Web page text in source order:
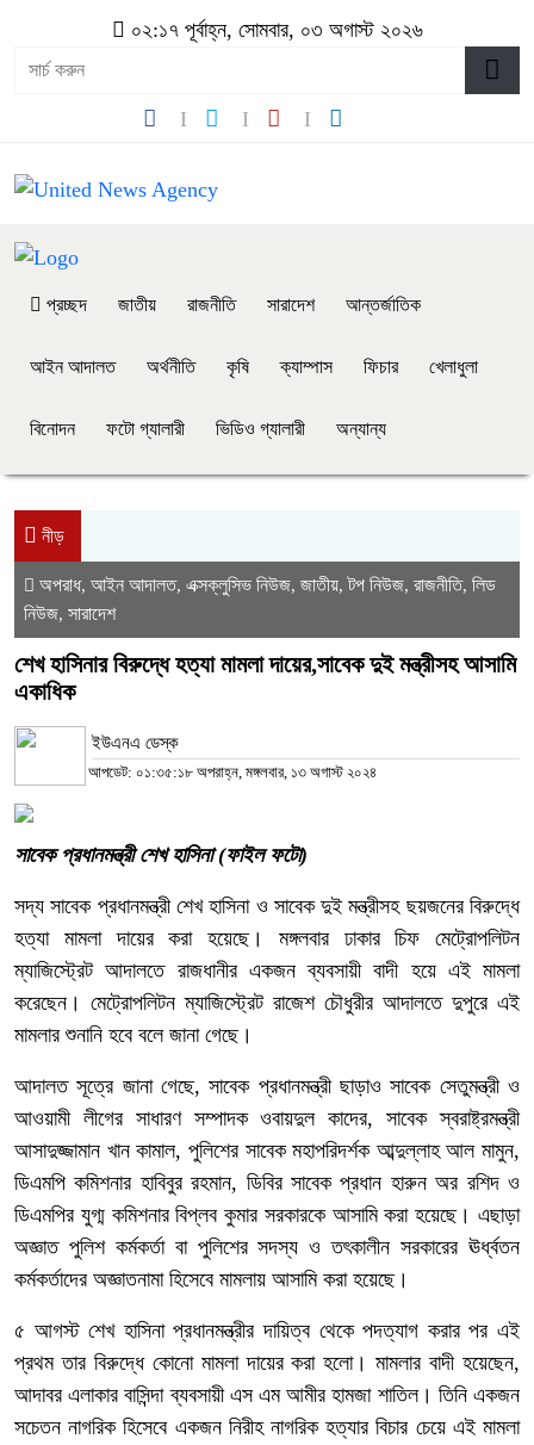
০২:১৭ পূর্বাহ্ন, সোমবার, ০৩ অগাস্ট ২০২৬
প্রচ্ছদ জাতীয় রাজনীতি সারাদেশ আন্তর্জাতিক
আইন আদালত অর্থনীতি কৃষি ক্যাম্পাস ফিচার খেলাধুলা
বিনোদন ফটো গ্যালারী ভিডিও গ্যালারী অন্যান্য
নীড়
অপরাধ, আইন আদালত, এক্সক্লুসিভ নিউজ, জাতীয়,টপ নিউজ, রাজনীতি, লিড
নিউজ, সারাদেশ
শেখ হাসিনার বিরুদ্ধে হত্যা মামলা দায়ের,সাবেক দুই মন্ত্রীসহ আসামি
একাধিক
ইউএনএ ডেস্ক
আপডেট: ০১:৩৫:১৮ অপরাহ্ন, মঙ্গলবার, ১৩ অগাস্ট ২০২৪
সাবেক প্রধানমন্ত্রী শেখ হাসিনা (ফাইল ফটো)
সদ্য সাবেক প্রধানমন্ত্রী শেখ হাসিনা ও সাবেক দুই মন্ত্রীসহ ছয়জনের বিরুদ্ধে
হত্যা মামলা দায়ের করা হয়েছে। মঙ্গলবার ঢাকার চিফ মেট্রোপলিটন
ম্যাজিস্ট্রেট আদালতে রাজধানীর একজন ব্যবসায়ী বাদী হয়ে এই মামলা
করেছেন। মেট্রোপলিটন ম্যাজিস্ট্রেট রাজেশ চৌধুরীর আদালতে দুপুরে এই
মামলার শুনানি হবে বলে জানা গেছে।
আদালত সূত্রে জানা গেছে, সাবেক প্রধানমন্ত্রী ছাড়াও সাবেক সেতুমন্ত্রী ও
আওয়ামী লীগের সাধারণ সম্পাদক ওবায়দুল কাদের, সাবেক স্বরাষ্ট্রমন্ত্রী
আসাদুজ্জামান খান কামাল, পুলিশের সাবেক মহাপরিদর্শক আব্দুল্লাহ আল মামুন,
ডিএমপি কমিশনার হাবিবুর রহমান, ডিবির সাবেক প্রধান হারুন অর রশিদ ও
ডিএমপির যুগ্ম কমিশনার বিপ্লব কুমার সরকারকে আসামি করা হয়েছে। এছাড়া
অজ্ঞাত পুলিশ কর্মকর্তা বা পুলিশের সদস্য ও তৎকালীন সরকারের ঊর্ধ্বতন
কর্মকর্তাদের অজ্ঞাতনামা হিসেবে মামলায় আসামি করা হয়েছে।
৫ আগস্ট শেখ হাসিনা প্রধানমন্ত্রীর দায়িত্ব থেকে পদত্যাগ করার পর এই
প্রথম তার বিরুদ্ধে কোনো মামলা দায়ের করা হলো। মামলার বাদী হয়েছেন,
আদাবর এলাকার বাসিন্দা ব্যবসায়ী এস এম আমীর হামজা শাতিল। তিনি একজন
সচেতন নাগরিক হিসেবে একজন নিরীহ নাগরিক হত্যার বিচার চেয়ে এই মামলা